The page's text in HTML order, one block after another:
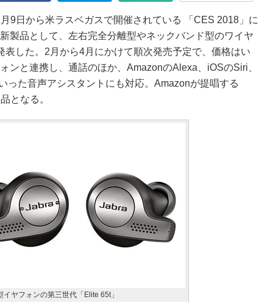
9日から米ラスベガスで開催されている 「CES 2018」に
製品として、左右完全分離型やネックバンド型のワイヤ
表した。2月から4月にかけて順次発売予定で、価格はい
ンと連携し、通話のほか、AmazonのAlexa、iOSのSiri、
った音声アシスタントにも対応。Amazonが提唱する
となる。
イヤフォンの第三世代「Elite 65t」